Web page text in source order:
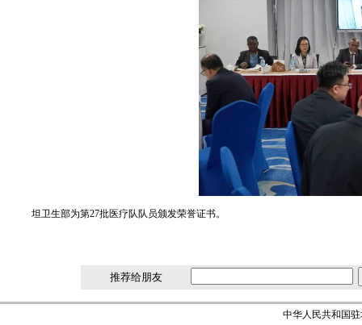
坦卫生部为第27批医疗队队员颁发荣誉证书。
推荐给朋友
中华人民共和国